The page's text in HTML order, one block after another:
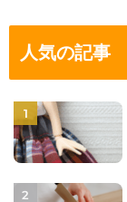
人気の記事